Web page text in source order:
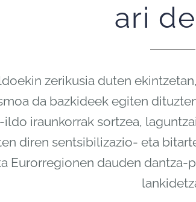
ari
zerikusia duten
da bazkideek egiten
ildo iraunkorrak sortzea,
diren sentsibilizazio- eta
Eurorregionen dauden